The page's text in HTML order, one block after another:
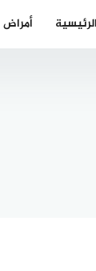
الرئيسية أمراض